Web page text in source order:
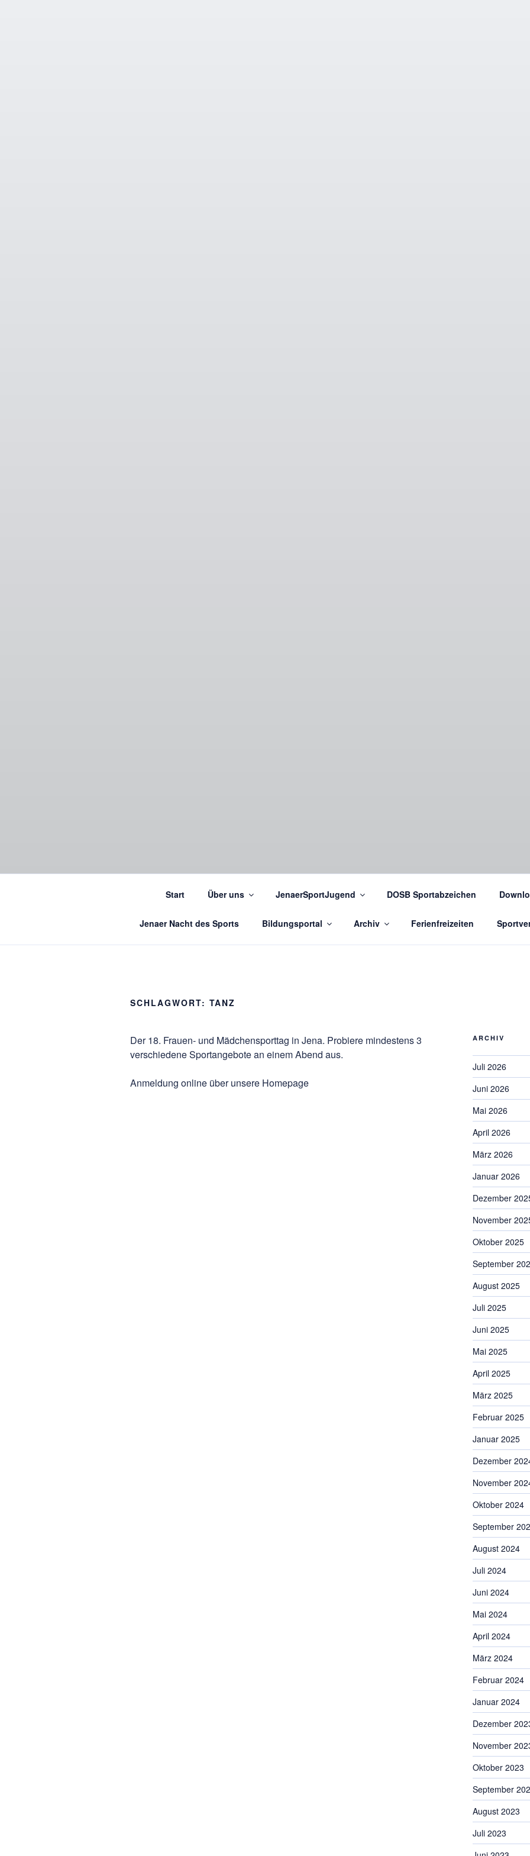
Start Über uns JenaerSportJugend DOSB Sportabzeichen
Jenaer Nacht des Sports Bildungsportal Archiv Ferienfreizeiten
SCHLAGWORT: TANZ
Der 18. Frauen- und Mädchensporttag in Jena. Probiere mindestens 3
verschiedene Sportangebote an einem Abend aus.
Anmeldung online über unsere Homepage
ARCHIV
Juli 2026
Juni 2026
Mai 2026
April 2026
März 2026
Januar 2026
Dezember
November
Oktober 2025
September
August 2025
Juli 2025
Juni 2025
Mai 2025
April 2025
März 2025
Februar 2025
Januar 2025
Dezember
November
Oktober 2024
September
August 2024
Juli 2024
Juni 2024
Mai 2024
April 2024
März 2024
Februar 2024
Januar 2024
Dezember
November
Oktober 2023
September
August 2023
Juli 2023